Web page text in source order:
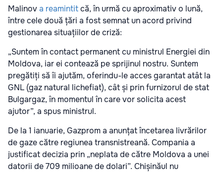
Malinova reamintitcă, în urmă cu aproximativ o lună,
între cele două țări a fost semnat un acord privind
gestionarea situațiilor de criză:
„Suntem în contact permanent cu ministrul Energiei din
Moldova, iar ei contează pe sprijinul nostru. Suntem
pregătiți să îi ajutăm, oferindu-le acces garantat atât la
GNL (gaz natural lichefiat), cât și prin furnizorul de stat
Bulgargaz, în momentul în care vor solicita acest
ajutor”, a spus ministrul.
De la 1 ianuarie, Gazprom a anunțat încetarea livrărilor
de gaze către regiunea transnistreană. Compania a
justificat decizia prin „neplata de către Moldova a unei
datorii de 709 milioane de dolari”. Chișinăul nu